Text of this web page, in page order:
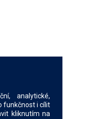
analytické,
funkčnost i cílit
kliknutím na